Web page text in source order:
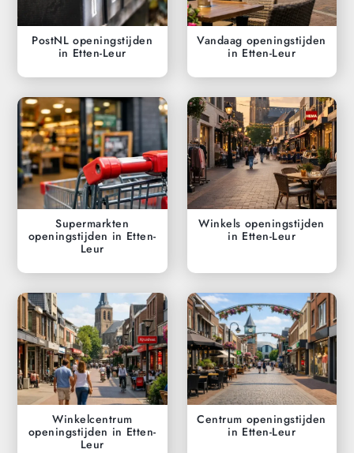
PostNL openingstijden
in Etten-Leur
Vandaag openingstijden
in Etten-Leur
Supermarkten
openingstijden in Etten-
Leur
Winkels openingstijden
in Etten-Leur
Winkelcentrum
openingstijden in Etten-
Leur
Centrum openingstijden
in Etten-Leur